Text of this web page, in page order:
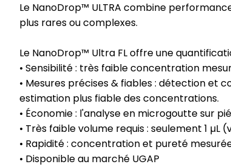
Le NanoDrop™ ULTRA combine
plus rares ou complexes.
Le NanoDrop™ Ultra FL offre une
• Sensibilité : très faible concentration
• Mesures précises & fiables : détection et
estimation plus fiable des concentrations.
• Économie : l'analyse en microgoutte sur
• Très faible volume requis : seulement 1
• Rapidité : concentration et pureté
• Disponible au marché UGAP